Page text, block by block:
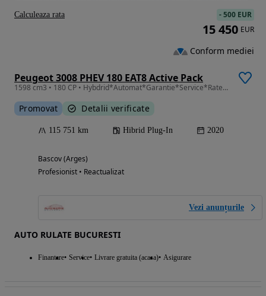
Peugeot 3008 PHEV 180 EAT8 Active Pack
1598 cm3 • 180 CP • Hybdrid*Automat*Garantie*Service*Rate*Inmatriculat*
Promovat Detalii verificate
115 751 km Hibrid Plug-In 2020
Bascov (Arges)
Profesionist • Reactualizat
Vezi anunțurile
AUTO RULATE BUCURESTI
Finantare Service Livrare gratuita (acasa) Asigurare
-500 EUR
15 450 EUR
Conform mediei
Calculeaza rata